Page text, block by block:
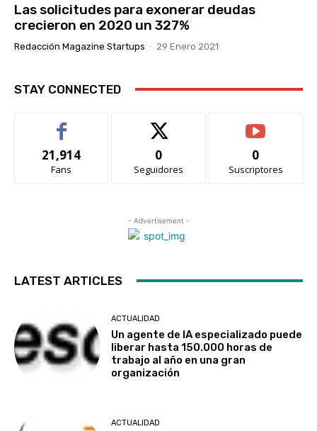
Las solicitudes para exonerar deudas
crecieron en 2020 un 327%
Redacción Magazine Startups - 29 Enero 2021
STAY CONNECTED
21,914
Fans
0
Seguidores
0
Suscriptores
- Advertisement -
LATEST ARTICLES
ACTUALIDAD
Un agente de IA especializado puede
liberar hasta 150.000 horas de
trabajo al año en una gran
organización
ACTUALIDAD